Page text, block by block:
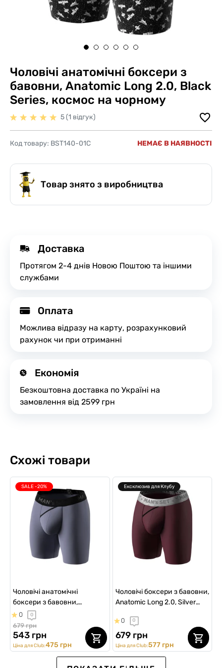
Чоловічі анатомічні боксери з
бавовни, Anatomic Long 2.0, Black
Series, космос на чорному
5 (1 відгук)
Код товару: BST140-01C НЕМАЄ В НАЯВНОСТІ
Товар знято з виробництва
Доставка
Протягом 2-4 днів Новою Поштою та іншими
службами
Оплата
Можлива відразу на карту, розрахунковий
рахунок чи при отриманні
Економія
Безкоштовна доставка по Україні на
замовлення від 2599 грн
Схожі товари
SALE -20%
Чоловічі анатомічні
боксери з бавовни,
Anatomic Long 2.0, Black
Series, сталевий
0 0
679 грн
543 грн
Ціна для Club:475 грн
Ексклюзив для Клубу
Чоловічі боксери з бавовни,
Anatomic Long 2.0, Silver
0 0
679 грн
Ціна для Club:577 грн